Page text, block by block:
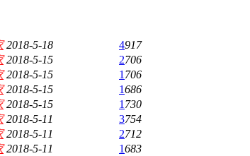
2018-5-18 4917
2018-5-15 2706
2018-5-15 1 706
2018-5-15 1686
2018-5-15 1 730
2018-5-11 3754
2018-5-11 2712
2018-5-11 1683